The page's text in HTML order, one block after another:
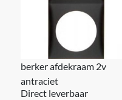
berker afdekraam 2v
antraciet
Direct leverbaar